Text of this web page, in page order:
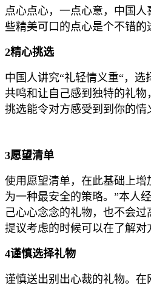
点心点心，一点心意，中国
些精美可口的点心是个不错的
2精心挑选
中国人讲究“礼轻情义重“，
共鸣和让自己感到独特的礼
挑选能令对方感受到到你的情
3愿望清单
使用愿望清单，在此基础上
为一种最安全的策略。”本人
己心心念念的礼物，也不会
提议考虑的时候可以在了解对
4谨慎选择礼物
谨慎送出别出心裁的礼物。